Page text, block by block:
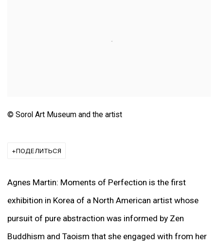
© Sorol Art Museum and the artist
ПОДЕЛИТЬСЯ
Agnes Martin: Moments of Perfection is the first
exhibition in Korea of a North American artist whose
pursuit of pure abstraction was informed by Zen
Buddhism and Taoism that she engaged with from her